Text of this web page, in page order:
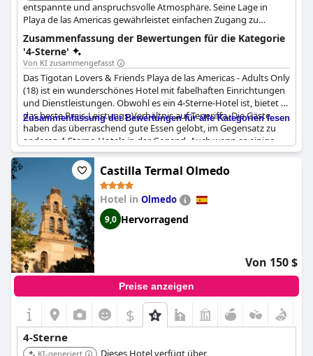
entspannte und anspruchsvolle Atmosphäre. Seine Lage in
Playa de las Americas gewährleistet einfachen Zugang zu
Stränden und Unterhaltung, was das Gesamterlebnis
verbessert.
Zusammenfassung der Bewertungen für die Kategorie
'4-Sterne'
Von KI zusammengefasst
Das Tigotan Lovers & Friends Playa de las Americas - Adults Only
(18) ist ein wunderschönes Hotel mit fabelhaften Einrichtungen
und Dienstleistungen. Obwohl es ein 4-Sterne-Hotel ist, bietet es
das beste Preis-Leistungs-Verhältnis auf Teneriffa. Die Gäste
haben das überraschend gute Essen gelobt, im Gegensatz zu
anderen 4-Sterne-Hotels in der Gegend. Auch wenn es einige
Nachteile hat, wie z. B. keinen Tee oder Kaffee auf den Zimmern,
ist es dennoch das beste Hotel auf Teneriffa in Bezug auf Preis
und Qualität. Viele Gäste würden dieses Hotel auf jeden Fall
weiter empfehlen.
Zusammenfassung der Bewertungen für alle Kategorien lesen
Castilla Termal Olmedo
Hotel in Olmedo
9,0 Hervorragend
Von 150 $
Preise anzeigen
$
4-Sterne
KI-generiert Dieses Hotel verfügt über